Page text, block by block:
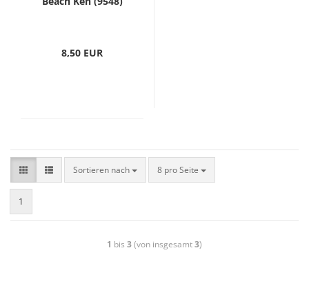
8,50 EUR
Sortieren nach 8 pro Seite
1
1 bis 3(von insgesamt3)